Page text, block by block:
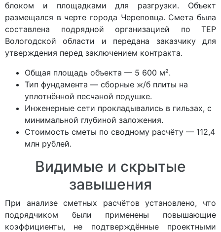
блоком и площадками для разгрузки. Объект
размещался в черте города Череповца. Смета была
составлена подрядной организацией по ТЕР
Вологодской области и передана заказчику для
утверждения перед заключением контракта.
Общая площадь объекта — 5 600 м².
Тип фундамента — сборные ж/б плиты на
уплотнённой песчаной подушке.
Инженерные сети прокладывались в гильзах, с
минимальной глубиной заложения.
Стоимость сметы по сводному расчёту — 112,4
млн рублей.
Видимые и скрытые
завышения
При анализе сметных расчётов установлено, что
подрядчиком были применены повышающие
коэффициенты, не подтверждённые проектными